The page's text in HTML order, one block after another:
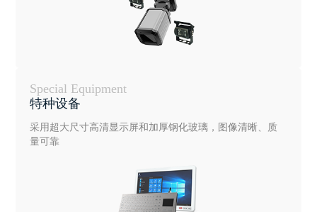
Special Equipment
特种设备
采用超大尺寸高清显示屏和加厚钢化玻璃，图像清晰、质
量可靠